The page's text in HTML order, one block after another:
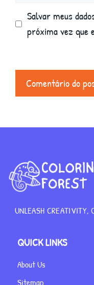
Salvar meus
próxima vez que
UNLEASH CREATIVITY,
QUICK LINKS
About Us
Sitemap